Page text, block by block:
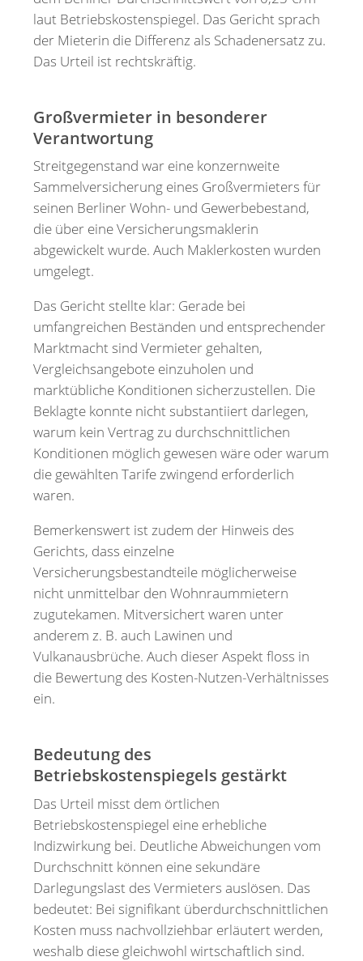
laut Betriebskostenspiegel. Das Gericht sprach
der Mieterin die Differenz als Schadenersatz zu.
Das Urteil ist rechtskräftig.
Großvermieter in besonderer
Verantwortung
Streitgegenstand war eine konzernweite
Sammelversicherung eines Großvermieters für
seinen Berliner Wohn- und Gewerbebestand,
die über eine Versicherungsmaklerin
abgewickelt wurde. Auch Maklerkosten wurden
umgelegt.
Das Gericht stellte klar: Gerade bei
umfangreichen Beständen und entsprechender
Marktmacht sind Vermieter gehalten,
Vergleichsangebote einzuholen und
marktübliche Konditionen sicherzustellen. Die
Beklagte konnte nicht substantiiert darlegen,
warum kein Vertrag zu durchschnittlichen
Konditionen möglich gewesen wäre oder warum
die gewählten Tarife zwingend erforderlich
waren.
Bemerkenswert ist zudem der Hinweis des
Gerichts, dass einzelne
Versicherungsbestandteile möglicherweise
nicht unmittelbar den Wohnraummietern
zugutekamen. Mitversichert waren unter
anderem z. B. auch Lawinen und
Vulkanausbrüche. Auch dieser Aspekt floss in
die Bewertung des Kosten-Nutzen-Verhältnisses
ein.
Bedeutung des
Betriebskostenspiegels gestärkt
Das Urteil misst dem örtlichen
Betriebskostenspiegel eine erhebliche
Indizwirkung bei. Deutliche Abweichungen vom
Durchschnitt können eine sekundäre
Darlegungslast des Vermieters auslösen. Das
bedeutet: Bei signifikant überdurchschnittlichen
Kosten muss nachvollziehbar erläutert werden,
weshalb diese gleichwohl wirtschaftlich sind.